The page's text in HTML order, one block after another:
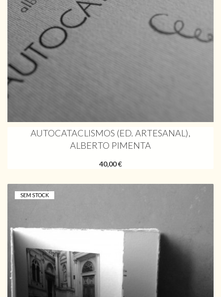
AUTOCATACLISMOS (ED. ARTESANAL),
ALBERTO PIMENTA
40,00 €
SEM STOCK